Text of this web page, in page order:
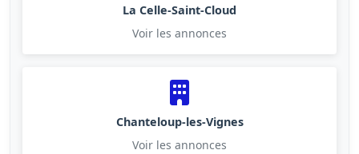
La Celle-Saint-Cloud
Voir les annonces
Chanteloup-les-Vignes
Voir les annonces